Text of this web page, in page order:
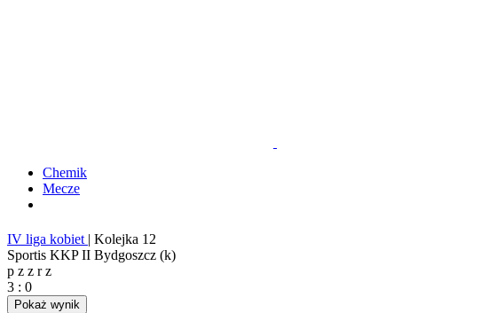
Chemik
Mecze
IV liga kobiet | Kolejka 12
Sportis KKP II Bydgoszcz (k)
p z z rz
3 : 0
Pokaż wynik